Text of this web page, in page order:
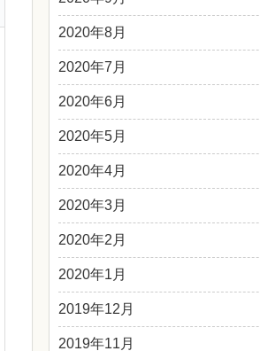
2020年8月
2020年7月
2020年6月
2020年5月
2020年4月
2020年3月
2020年2月
2020年1月
2019年12月
2019年11月